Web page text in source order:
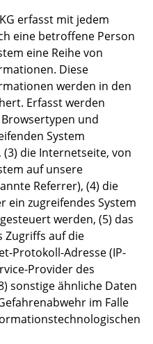
erfasst mit jedem
eine betroffene Person
eine Reihe von
Diese
werden in den
Erfasst werden
und
System
die Internetseite, von
auf unsere
Referrer), (4) die
ein zugreifendes System
werden, (5) das
Zugriffs auf die
Protokoll-Adresse (IP-
Provider des
sonstige ähnliche Daten
im Falle